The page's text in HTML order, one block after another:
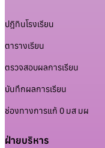
ปฎิทินโรงเรียน
ตารางเรียน
ตรวจสอบผลการเรียน
บันทึกผลการเรียน
ช่องทางการแก้ 0 มส มผ
ฝ่ายบริหาร